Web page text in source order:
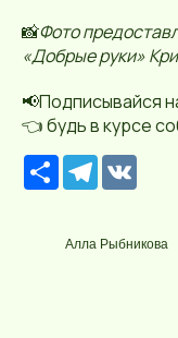
📸Фото
«Добрые руки»
📢Подписывайся
👈 будь в курсе
Р
е
р
с
T
e
g
r
Алла Рыбникова